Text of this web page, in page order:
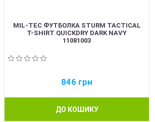
MIL-TEC ФУТБОЛКА STURM TACTICAL
T-SHIRT QUICKDRY DARK NAVY
11081003
846 грн
ДО КОШИКУ